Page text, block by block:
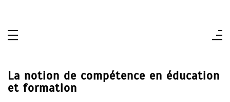
La notion de compétence en éducation
et formation